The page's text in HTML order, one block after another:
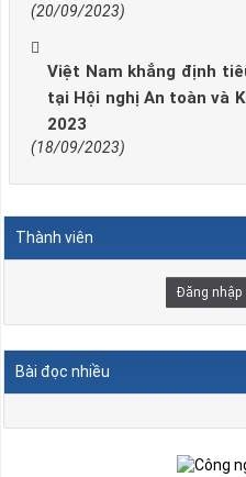
(20/09/2023)
Việt Nam khẳng định
tại Hội nghị An toàn và
2023
(18/09/2023)
Thành viên
Đăng nhập
Bài đọc nhiều